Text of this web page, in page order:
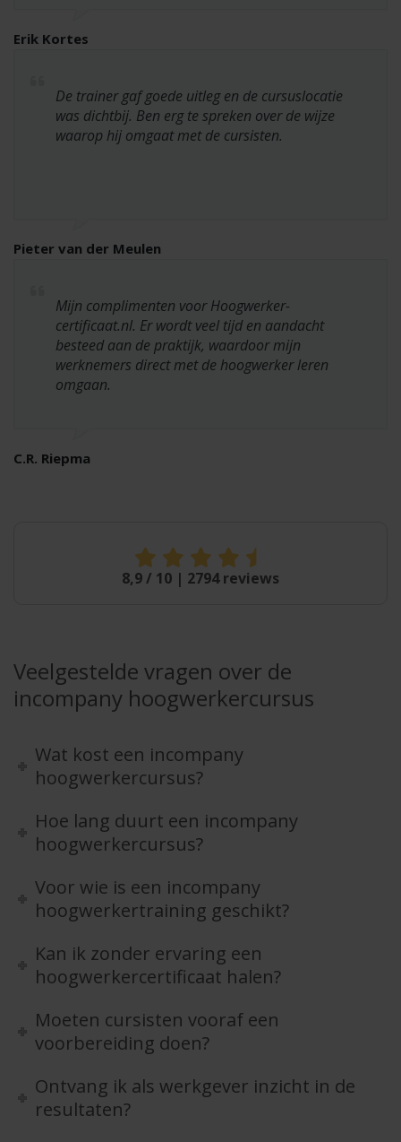
Erik Kortes
De trainer gaf goede uitleg en de cursuslocatie
was dichtbij. Ben erg te spreken over de wijze
waarop hij omgaat met de cursisten.
Pieter van der Meulen
Mijn complimenten voor Hoogwerker-
certificaat.nl. Er wordt veel tijd en aandacht
besteed aan de praktijk, waardoor mijn
werknemers direct met de hoogwerker leren
omgaan.
C.R. Riepma
8,9/ 10 | 2794 reviews
Veelgestelde vragen over de
incompany hoogwerkercursus
Wat kost een incompany
hoogwerkercursus?
Hoe lang duurt een incompany
hoogwerkercursus?
Voor wie is een incompany
hoogwerkertraining geschikt?
Kan ik zonder ervaring een
hoogwerkercertificaat halen?
Moeten cursisten vooraf een
voorbereiding doen?
Ontvang ik als werkgever inzicht in de
resultaten?